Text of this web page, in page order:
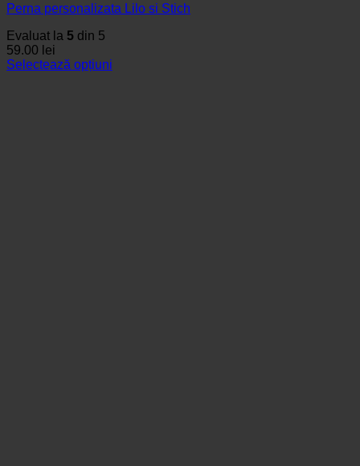
Perna personalizata Lilo si Stich
Evaluat la 5 din 5
59.00 lei
Selectează opțiuni